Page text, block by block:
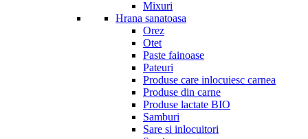
Mixuri
Hrana sanatoasa
Orez
Otet
Paste fainoase
Pateuri
Produse care inlocuiesc carnea
Produse din carne
Produse lactate BIO
Samburi
Sare si inlocuitori